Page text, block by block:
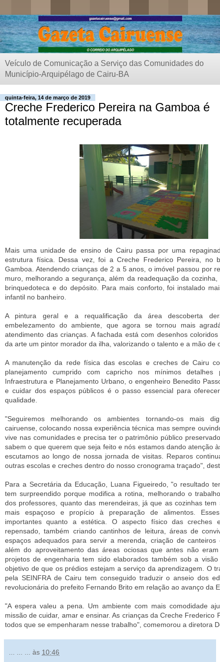
Veículo de Comunicação a Serviço das Comunidades do
Município-Arquipélago de Cairu-BA
quinta-feira, 14 de março de 2019
Creche Frederico Pereira na Gamboa é
totalmente recuperada
Mais uma unidade de ensino de Cairu passa por uma
estrutura física. Dessa vez, foi a Creche Frederico Pereira, no
Gamboa. Atendendo crianças de 2 a 5 anos, o imóvel passou por
muro, melhorando a segurança, além da readequação da
brinquedoteca e do depósito. Para mais conforto, foi instalado
infantil no banheiro.
A pintura geral e a requalificação da área descoberta
embelezamento do ambiente, que agora se tornou mais
atendimento das crianças. A fachada está com desenhos
da arte um pintor morador da ilha, valorizando o talento e a mão de
A manutenção da rede física das escolas e creches de Cairu
planejamento cumprido com capricho nos mínimos detalhes
Infraestrutura e Planejamento Urbano, o engenheiro Benedito
e cuidar dos espaços públicos é o passo essencial para
qualidade.
"Seguiremos melhorando os ambientes tornando-os mais
cairuense, colocando nossa experiência técnica mas sempre
vive nas comunidades e precisa ter o patrimônio público
sabem o que querem que seja feito e nós estamos dando atenção
escutamos ao longo de nossa jornada de visitas. Reparos
outras escolas e creches dentro do nosso cronograma traçado",
Para a Secretária da Educação, Luana Figueiredo, "o resultado
tem surpreendido porque modifica a rotina, melhorando o
dos professores, quanto das merendeiras, já que as cozinhas
mais espaçoso e propício à preparação de alimentos.
importantes quanto a estética. O aspecto físico das creches
repensado, também criando cantinhos de leitura, áreas de
espaços adequados para servir a merenda, criação de
além do aproveitamento das áreas ociosas que antes não
projetos de engenharia tem sido elaborados também sob a
objetivo de que os prédios estejam a serviço da aprendizagem. O
pela SEINFRA de Cairu tem conseguido traduzir o anseio dos
revolucionária do prefeito Fernando Brito em relação ao avanço da
"A espera valeu a pena. Um ambiente com mais comodidade
missão de cuidar, amar e ensinar. As crianças da Creche Frederico
todos que se empenharam nesse trabalho", comemorou a diretora
às 10:46